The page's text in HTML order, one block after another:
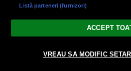
Listă parteneri (furnizori)
ACCEPT
VREAU SA MODIFIC